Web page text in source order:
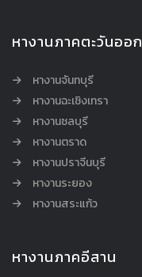
หางานภาคตะวันออก
หางานจันทบุรี
หางานฉะเชิงเทรา
หางานชลบุรี
หางานตราด
หางานปราจีนบุรี
หางานระยอง
หางานสระแก้ว
หางานภาคอีสาน